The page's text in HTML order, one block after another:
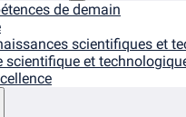
de demain
scientifiques et
scientifique et